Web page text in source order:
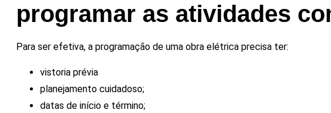
programar as atividades
Para ser efetiva, a programação de uma obra elétrica precisa ter:
vistoria prévia
planejamento cuidadoso;
datas de início e término;